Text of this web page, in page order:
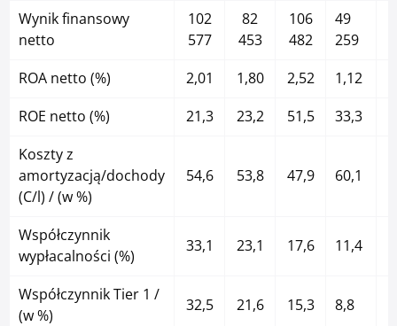
Wynik finansowy
netto
102
577
82
453
106
482
49
259
ROA netto (%)
2,01 1,80 2,52 1,12
ROE netto (%)
21,3 23,2 51,5 33,3
Koszty z
amortyzacją/dochody
(C/l) / (w %)
54,6 53,8 47,9 60,1
Współczynnik
wypłacalności (%)
33,1 23,1 17,6 11,4
Współczynnik Tier 1 /
(w %)
32,5 21,6 15,3 8,8